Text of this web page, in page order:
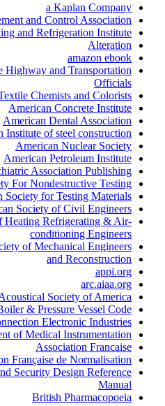
a Kaplan Company
and Control Association
and Refrigeration Institute
Alteration
amazon ebook
Highway and Transportation
Officials
Chemists and Colorists
American Concrete Institute
American Dental Association
Institute of steel construction
American Nuclear Society
American Petroleum Institute
Association Publishing
For Nondestructive Testing
Society for Testing Materials
Society of Civil Engineers
Heating Refrigerating & Air-
conditioning Engineers
of Mechanical Engineers
and Reconstruction
appi.org
arc.aiaa.org
Society of America
& Pressure Vessel Code
Electronic Industries
of Medical Instrumentation
Association Francaise
Française de Normalisation
Security Design Reference
Manual
British Pharmacopoeia